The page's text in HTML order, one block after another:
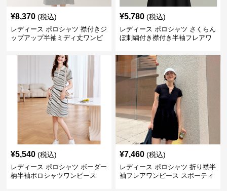
¥8,370 (税込)
レディース ポロシャツ 襟付きジ
ップアップ半袖ミディ丈ワンピ
¥5,780 (税込)
レディース ポロシャツ さくらん
ぼ刺繍付き襟付き半袖フレアワ
¥5,540 (税込)
レディース ポロシャツ ボーダー
柄半袖ポロシャツワンピース
¥7,460 (税込)
レディース ポロシャツ 折り襟半
袖フレアワンピース スポーティ